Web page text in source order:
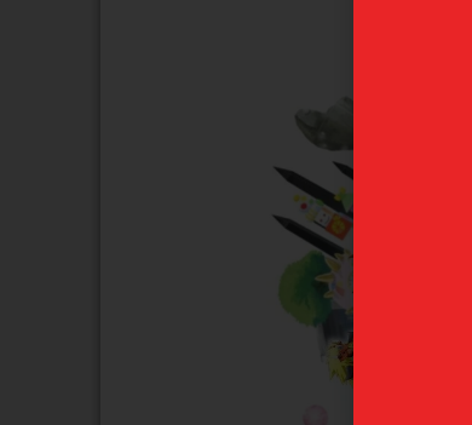
Sesshomaru Inuyasha
Sega Luminasta